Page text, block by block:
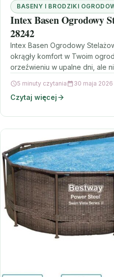
BASENY I BRODZIKI
Intex Basen Ogrodowy
28242
Intex Basen Ogrodowy
okrągły komfort w Twoim
orzeźwieniu w upalne dni, ale
5 minuty czytania 30 maja 2026
Czytaj więcej